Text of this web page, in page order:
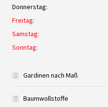
Donnerstag:
Freitag:
Samstag:
Sonntag:
Gardinen nach Maß
Baumwollstoffe